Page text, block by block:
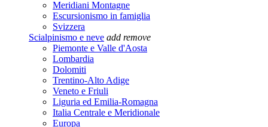
Meridiani Montagne
Escursionismo in famiglia
Svizzera
Scialpinismo e neve add remove
Piemonte e Valle d'Aosta
Lombardia
Dolomiti
Trentino-Alto Adige
Veneto e Friuli
Liguria ed Emilia-Romagna
Italia Centrale e Meridionale
Europa